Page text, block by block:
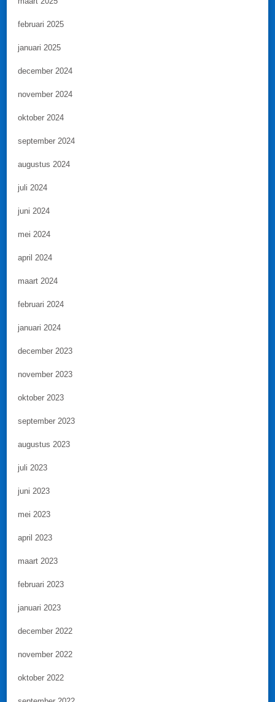
februari 2025
januari 2025
december 2024
november 2024
oktober 2024
september 2024
augustus 2024
juli 2024
juni 2024
mei 2024
april 2024
maart 2024
februari 2024
januari 2024
december 2023
november 2023
oktober 2023
september 2023
augustus 2023
juli 2023
juni 2023
mei 2023
april 2023
maart 2023
februari 2023
januari 2023
december 2022
november 2022
oktober 2022